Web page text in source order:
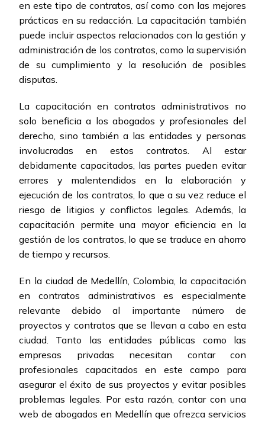
en este tipo de contratos, así como con las mejores
prácticas en su redacción. La capacitación también
puede incluir aspectos relacionados con la gestión y
administración de los contratos, como la supervisión
de su cumplimiento y la resolución de posibles
disputas.
La capacitación en contratos administrativos no
solo beneficia a los abogados y profesionales del
derecho, sino también a las entidades y personas
involucradas en estos contratos. Al estar
debidamente capacitados, las partes pueden evitar
errores y malentendidos en la elaboración y
ejecución de los contratos, lo que a su vez reduce el
riesgo de litigios y conflictos legales. Además, la
capacitación permite una mayor eficiencia en la
gestión de los contratos, lo que se traduce en ahorro
de tiempo y recursos.
En la ciudad de Medellín, Colombia, la capacitación
en contratos administrativos es especialmente
relevante debido al importante número de
proyectos y contratos que se llevan a cabo en esta
ciudad. Tanto las entidades públicas como las
empresas privadas necesitan contar con
profesionales capacitados en este campo para
asegurar el éxito de sus proyectos y evitar posibles
problemas legales. Por esta razón, contar con una
web de abogados en Medellín que ofrezca servicios